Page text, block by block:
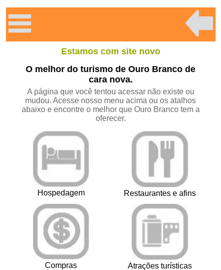
Estamos com site novo
O melhor do turismo de Ouro Branco de
cara nova.
A página que você tentou acessar não existe ou
mudou. Acesse nosso menu acima ou os atalhos
abaixo e encontre o melhor que Ouro Branco tem a
oferecer.
Hospedagem Restaurantes e afins
Compras Atrações turísticas